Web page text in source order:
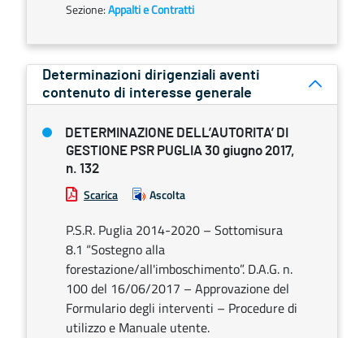
Sezione:Appalti e Contratti
Determinazioni dirigenziali aventi
contenuto di interesse generale
DETERMINAZIONE DELL’AUTORITA’ DI
GESTIONE PSR PUGLIA 30 giugno 2017,
n. 132
Scarica Ascolta
P.S.R. Puglia 2014-2020 – Sottomisura
8.1 “Sostegno alla
forestazione/all'imboschimento”. D.A.G. n.
100 del 16/06/2017 – Approvazione del
Formulario degli interventi – Procedure di
utilizzo e Manuale utente.